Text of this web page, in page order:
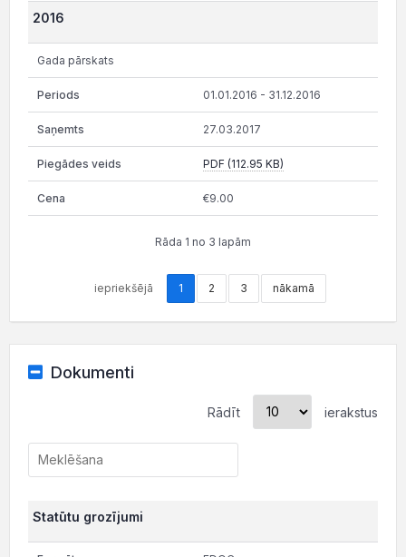
2016
Gada pārskats
01.01.2016 - 31.12.2016
27.03.2017
PDF (112.95 KB)
€9.00
Rāda 1 no 3 lapām
iepriekšējā 1 2 3 nākamā
Dokumenti
Rādīt ierakstus
Statūtu grozījumi